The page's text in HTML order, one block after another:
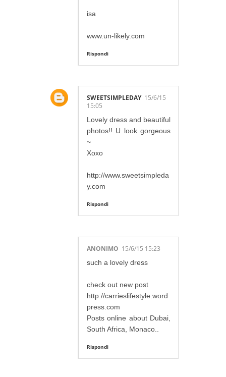
isa
www.un-likely.com
Rispondi
SWEETSIMPLEDAY 15/6/15
15:05
Lovely dress and beautiful
photos!! U look gorgeous
~
Xoxo
http://www.sweetsimpleda
y.com
Rispondi
ANONIMO 15/6/15 15:23
such a lovely dress
check out new post
http://carrieslifestyle.word
press.com
Posts online about Dubai,
South Africa, Monaco..
Rispondi